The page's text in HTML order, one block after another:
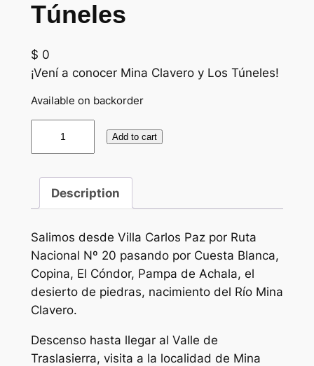
Túneles
$ 0
¡Vení a conocer Mina Clavero y Los Túneles!
Available on backorder
Add to cart
Description
Salimos desde Villa Carlos Paz por Ruta
Nacional Nº 20 pasando por Cuesta Blanca,
Copina, El Cóndor, Pampa de Achala, el
desierto de piedras, nacimiento del Río Mina
Clavero.
Descenso hasta llegar al Valle de
Traslasierra, visita a la localidad de Mina